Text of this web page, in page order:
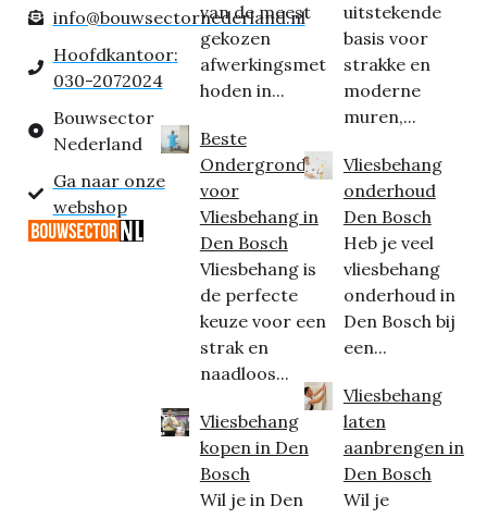
info@bouwsectornederland.nl
Hoofdkantoor:
030-2072024
Bouwsector
Nederland
Ga naar onze
webshop
van de meest
gekozen
afwerkingsmet
hoden in...
Beste
Ondergrond
voor
Vliesbehang in
Den Bosch
Vliesbehang is
de perfecte
keuze voor een
strak en
naadloos...
Vliesbehang
kopen in Den
Bosch
Wil je in Den
uitstekende
basis voor
strakke en
moderne
muren,...
Vliesbehang
onderhoud
Den Bosch
Heb je veel
vliesbehang
onderhoud in
Den Bosch bij
een...
Vliesbehang
laten
aanbrengen in
Den Bosch
Wil je